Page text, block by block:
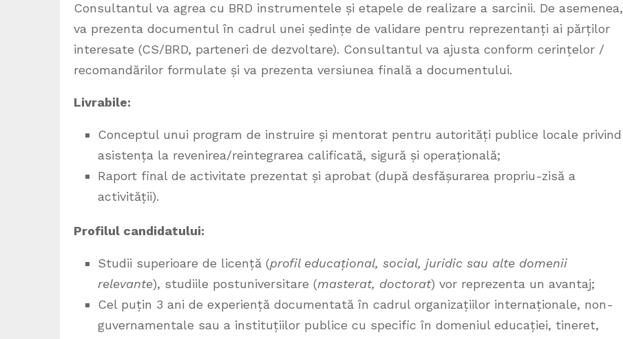
Consultantul va agrea cu BRD instrumentele și etapele de realizare a sarcinii. De asemenea,
va prezenta documentul în cadrul unei ședințe de validare pentru reprezentanți ai părților
interesate (CS/BRD, parteneri de dezvoltare). Consultantul va ajusta conform cerințelor /
recomandărilor formulate și va prezenta versiunea finală a documentului.
Livrabile:
Conceptul unui program de instruire și mentorat pentru autorități publice locale privind
asistența la revenirea/reintegrarea calificată, sigură și operațională;
Raport final de activitate prezentat și aprobat (după desfășurarea propriu-zisă a
activității).
Profilul candidatului:
Studii superioare de licență (profil educațional, social, juridic sau alte domenii
relevante), studiile postuniversitare (masterat, doctorat) vor reprezenta un avantaj;
Cel puțin 3 ani de experiență documentată în cadrul organizațiilor internaționale, non-
guvernamentale sau a instituțiilor publice cu specific în domeniul educației, tineret,